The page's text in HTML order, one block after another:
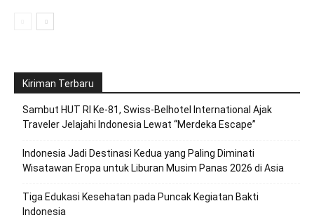
Kiriman Terbaru
Sambut HUT RI Ke-81, Swiss-Belhotel International Ajak
Traveler Jelajahi Indonesia Lewat “Merdeka Escape”
Indonesia Jadi Destinasi Kedua yang Paling Diminati
Wisatawan Eropa untuk Liburan Musim Panas 2026 di Asia
Tiga Edukasi Kesehatan pada Puncak Kegiatan Bakti
Indonesia